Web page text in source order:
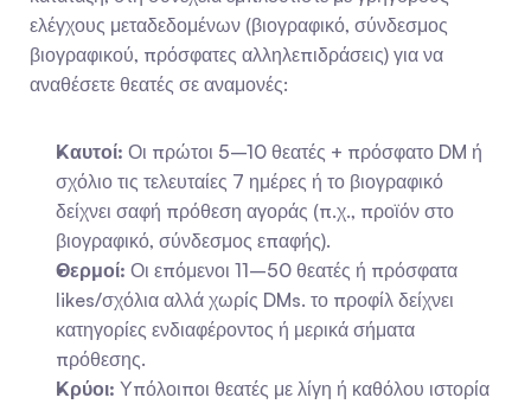
ελέγχους μεταδεδομένων (βιογραφικό, σύνδεσμος
βιογραφικού, πρόσφατες αλληλεπιδράσεις) για να
αναθέσετε θεατές σε αναμονές:
Καυτοί: Οι πρώτοι 5–10 θεατές + πρόσφατο DM ή
σχόλιο τις τελευταίες 7 ημέρες ή το βιογραφικό
δείχνει σαφή πρόθεση αγοράς (π.χ., προϊόν στο
βιογραφικό, σύνδεσμος επαφής).
Θερμοί: Οι επόμενοι 11–50 θεατές ή πρόσφατα
likes/σχόλια αλλά χωρίς DMs. το προφίλ δείχνει
κατηγορίες ενδιαφέροντος ή μερικά σήματα
πρόθεσης.
Κρύοι: Υπόλοιποι θεατές με λίγη ή καθόλου ιστορία